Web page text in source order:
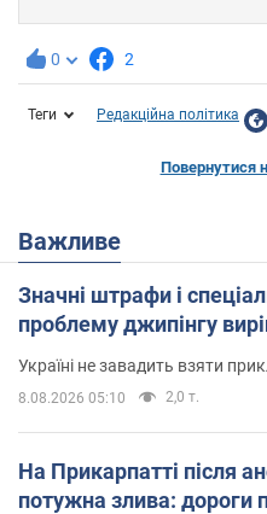
0 2
Теги Редакційна політика
Повернутися
Важливе
Значні штрафи і
проблему джипінгу
Україні не завадить взяти
8.08.2026 05:10 2,0 т.
На Прикарпатті після
потужна злива: дороги